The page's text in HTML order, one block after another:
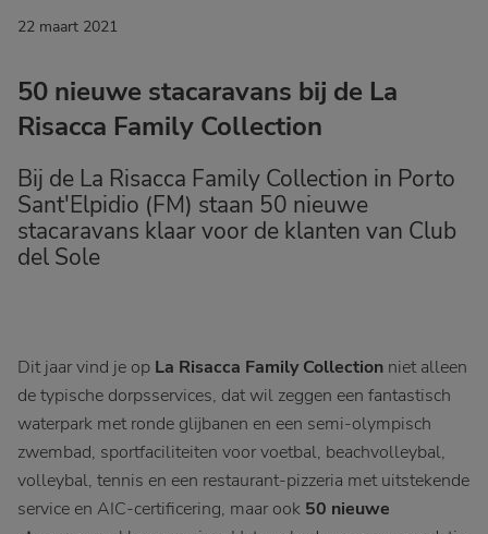
22 maart 2021
50 nieuwe stacaravans bij de La
Risacca Family Collection
Bij de La Risacca Family Collection in Porto
Sant'Elpidio (FM) staan 50 nieuwe
stacaravans klaar voor de klanten van Club
del Sole
Dit jaar vind je op La Risacca Family Collection niet alleen
de typische dorpsservices, dat wil zeggen een fantastisch
waterpark met ronde glijbanen en een semi-olympisch
zwembad, sportfaciliteiten voor voetbal, beachvolleybal,
volleybal, tennis en een restaurant-pizzeria met uitstekende
service en AIC-certificering, maar ook 50 nieuwe